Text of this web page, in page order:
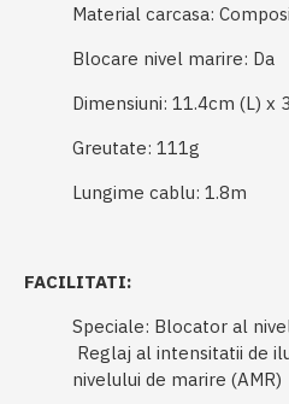
Material carcasa:
Blocare nivel marire: Da
Dimensiuni: 11.4cm (L) x
Greutate: 111g
Lungime cablu: 1.8m
FACILITATI:
Speciale: Blocator al
Reglaj al intensitatii de
nivelului de marire (AMR)